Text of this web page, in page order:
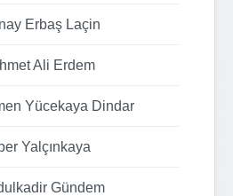
Erbaş Laçin
Ali Erdem
Yücekaya Dindar
Yalçınkaya
Gündem